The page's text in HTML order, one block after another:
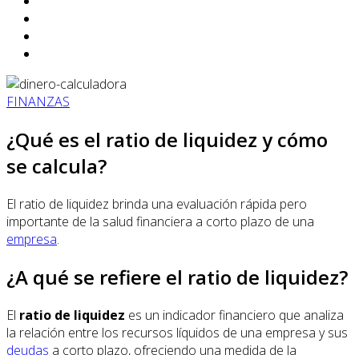
FINANZAS
¿Qué es el ratio de liquidez y cómo
se calcula?
El ratio de liquidez brinda una evaluación rápida pero
importante de la salud financiera a corto plazo de una
empresa.
¿A qué se refiere el ratio de liquidez?
El ratio de liquidez es un indicador financiero que analiza
la relación entre los recursos líquidos de una empresa y sus
deudas a corto plazo, ofreciendo una medida de la